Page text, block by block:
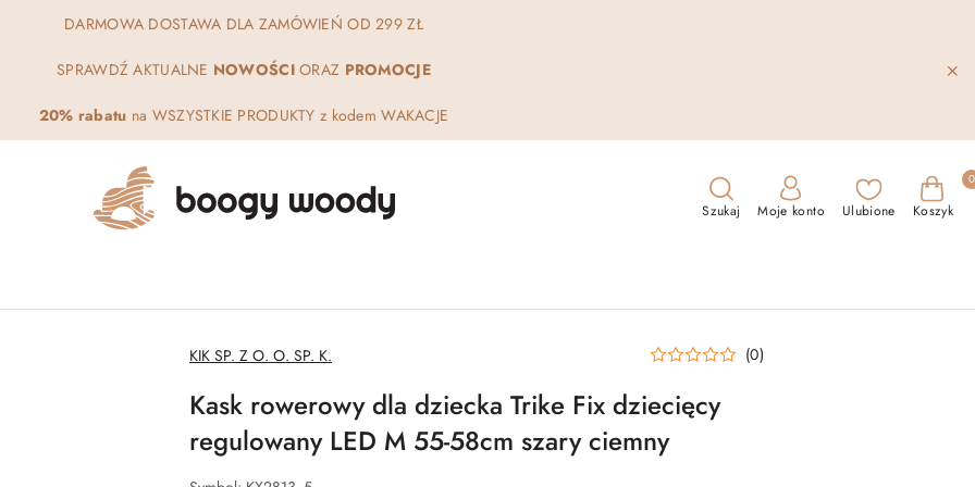
DARMOWA DOSTAWA DLA ZAMÓWIEŃ OD 299 ZŁ
SPRAWDŹ AKTUALNE NOWOŚCIORAZ PROMOCJE
20% rabatu na WSZYSTKIE PRODUKTY z kodem WAKACJE
Szukaj Moje konto Ulubione Koszyk
0
NAZWA
PRODUCENTA:
KIK SP. Z O. O. SP. K. (0)
Kask rowerowy dla dziecka Trike Fix dziecięcy
regulowany LED M 55-58cm szary ciemny